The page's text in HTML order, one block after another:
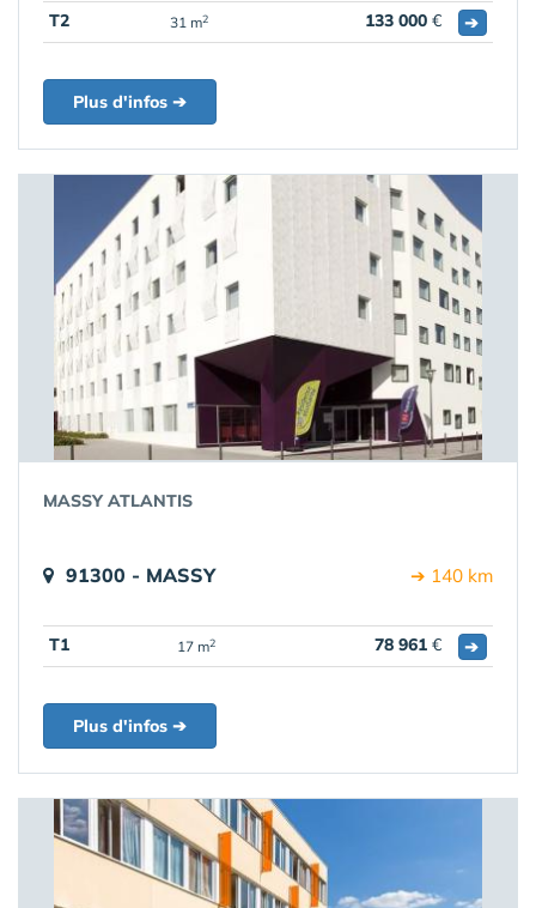
T2 31 m2 133 000 € ➔
Plus d'infos ➔
MASSY ATLANTIS
91300 - MASSY ➔ 140 km
T1 17 m2 78 961 € ➔
Plus d'infos ➔